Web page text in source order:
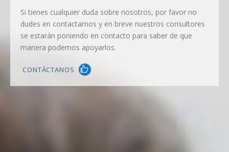
Si tienes cualquier duda sobre nosotros, por favor no
dudes en contactarnos y en breve nuestros consultores
se estarán poniendo en contacto para saber de que
manera podemos apoyarlos.
CONTÁCTANOS